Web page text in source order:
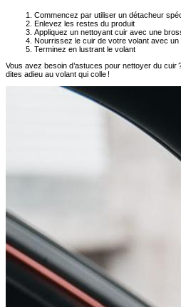
Commencez par utiliser un détacheur
Enlevez les restes du produit
Appliquez un nettoyant cuir avec une
Nourrissez le cuir de votre volant avec un
Terminez en lustrant le volant
Vous avez besoin d’astuces pour nettoyer du
dites adieu au volant qui colle !